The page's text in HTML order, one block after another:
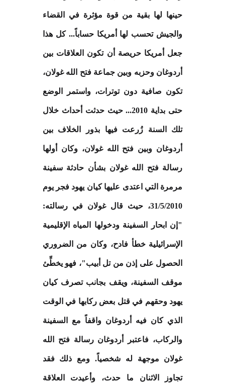
حينها لها بقية من قوة مؤثرة في القضاء
والجيش تحسب لها أمريكا حساباً... كل هذا
جعل أمريكا حريصة أن تكون العلاقات بين
أردوغان وحزبه وبين جماعة فتح الله غولان،
تكون صافية دون توترات، واستمر الوضع
حتى بداية 2010... حيث حدثت أحداث خلال
تلك السنة زُرعت فيها بذور الخلاف بين
أردوغان وبين فتح الله غولان، وكان أولها
رسالة فتح الله غولان بشأن حادثة سفينة
مرمرة التي اعتدى عليها كيان يهود فجر يوم
31/5/2010، حيث قال غولان في رسالته:
"إن ابحار السفينة ودخولها المياه الإقليمية
الإسرائيلية خطأ فادح، وكان من الضروري
الحصول على إذن من تل أبيب"، فهو يخطِّئ
موقف السفينة، ويقف بجانب تصرف كيان
يهود وحقهم في قتل بعض ركابها في الوقت
الذي كان فيه أردوغان واقفاً مع السفينة
والركاب، فاعتبر أردوغان رسالة فتح الله
غولان موجهة له شخصياً. ومع ذلك فقد
تجاوز الاثنان ما حدث، وأعيدت العلاقة